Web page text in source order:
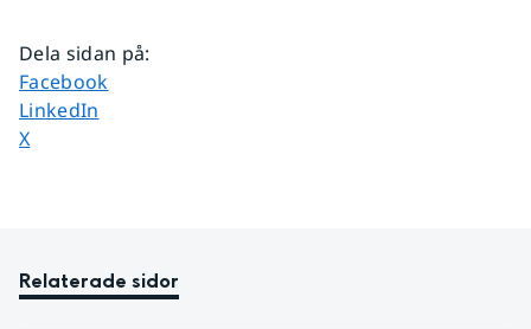
Dela sidan på:
Dela sidan på
Facebook
Dela sidan på
LinkedIn
Dela sidan på
X
Relaterade sidor